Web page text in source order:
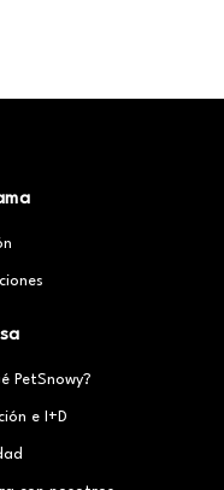
PetSnowy?
e I+D